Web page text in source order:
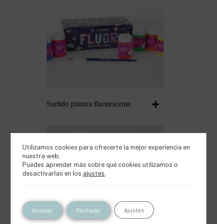
Surtido pintura fluorescente
Utilizamos cookies para ofrecerte la mejor experiencia en
nuestra web.
Puedes aprender más sobre qué cookies utilizamos o
desactivarlas en los ajustes.
Aceptar Rechazar Ajustes